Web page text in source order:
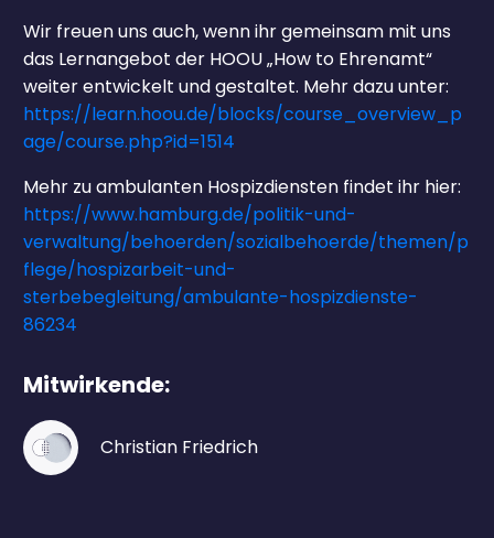
Wir freuen uns auch, wenn ihr gemeinsam mit uns
das Lernangebot der HOOU „How to Ehrenamt“
weiter entwickelt und gestaltet. Mehr dazu unter:
https://learn.hoou.de/blocks/course_overview_p
age/course.php?id=1514
Mehr zu ambulanten Hospizdiensten findet ihr hier:
https://www.hamburg.de/politik-und-
verwaltung/behoerden/sozialbehoerde/themen/p
flege/hospizarbeit-und-
sterbebegleitung/ambulante-hospizdienste-
86234
Mitwirkende:
Christian Friedrich